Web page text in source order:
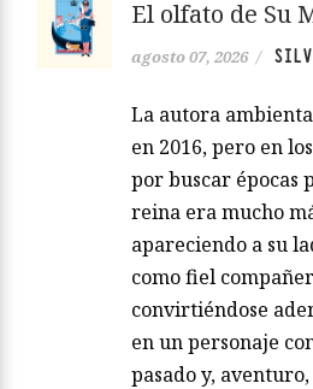
El olfato de Su
agosto 07, 2026 /
La autora
en 2016, pero en
por buscar épocas
reina era mucho
apareciendo a su
como fiel
convirtiéndose
en un personaje
pasado y,